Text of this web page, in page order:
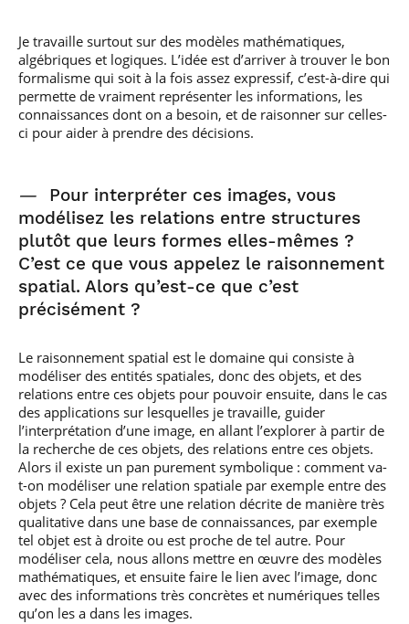
Je travaille surtout sur des modèles mathématiques,
algébriques et logiques. L’idée est d’arriver à trouver le bon
formalisme qui soit à la fois assez expressif, c’est-à-dire qui
permette de vraiment représenter les informations, les
connaissances dont on a besoin, et de raisonner sur celles-
ci pour aider à prendre des décisions.
—
Pour interpréter ces images, vous
modélisez les relations entre structures
plutôt que leurs formes elles-mêmes ?
C’est ce que vous appelez le raisonnement
spatial. Alors qu’est-ce que c’est
précisément ?
Le raisonnement spatial est le domaine qui consiste à
modéliser des entités spatiales, donc des objets, et des
relations entre ces objets pour pouvoir ensuite, dans le cas
des applications sur lesquelles je travaille, guider
l’interprétation d’une image, en allant l’explorer à partir de
la recherche de ces objets, des relations entre ces objets.
Alors il existe un pan purement symbolique : comment va-
t-on modéliser une relation spatiale par exemple entre des
objets ? Cela peut être une relation décrite de manière très
qualitative dans une base de connaissances, par exemple
tel objet est à droite ou est proche de tel autre. Pour
modéliser cela, nous allons mettre en œuvre des modèles
mathématiques, et ensuite faire le lien avec l’image, donc
avec des informations très concrètes et numériques telles
qu’on les a dans les images.